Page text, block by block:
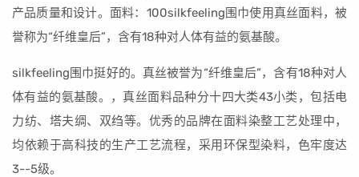
产品质量和设计。面料：100silkfeeling围巾使用真丝面料，被
誉称为“纤维皇后”，含有18种对人体有益的氨基酸。
silkfeeling围巾挺好的。真丝被誉为“纤维皇后”，含有18种对人
体有益的氨基酸。，真丝面料品种分十四大类43小类，包括电
力纺、塔夫绸、双绉等。优秀的品牌在面料染整工艺处理中，
均依赖于高科技的生产工艺流程，采用环保型染料，色牢度达
3--5级。